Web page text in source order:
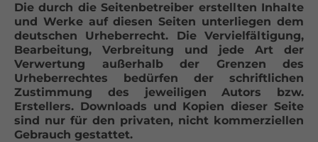
Die durch die Seitenbetreiber erstellten Inhalte
und Werke auf diesen Seiten unterliegen dem
deutschen Urheberrecht. Die Vervielfältigung,
Bearbeitung, Verbreitung und jede Art der
Verwertung außerhalb der Grenzen des
Urheberrechtes bedürfen der schriftlichen
Zustimmung des jeweiligen Autors bzw.
Erstellers. Downloads und Kopien dieser Seite
sind nur für den privaten, nicht kommerziellen
Gebrauch gestattet.